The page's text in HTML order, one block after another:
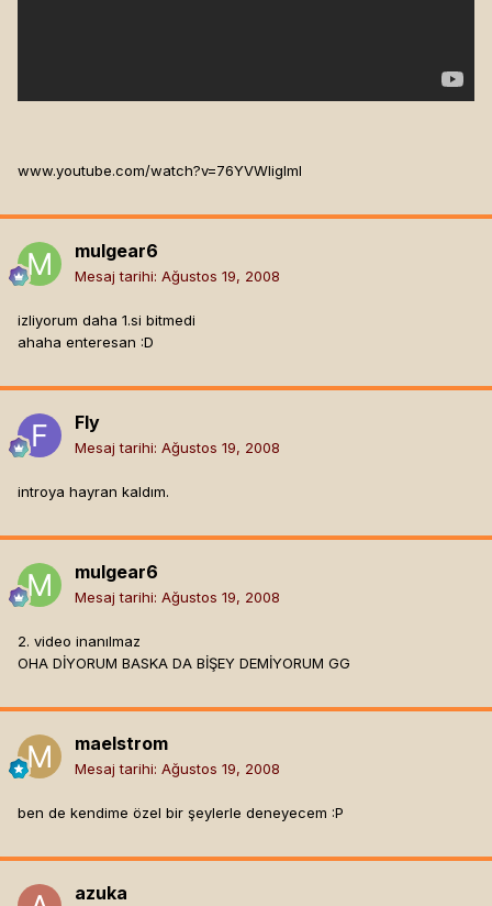
www.youtube.com/watch?v=76YVWligImI
mulgear6
Mesaj tarihi: Ağustos 19, 2008
izliyorum daha 1.si bitmedi
ahaha enteresan :D
Fly
Mesaj tarihi: Ağustos 19, 2008
introya hayran kaldım.
mulgear6
Mesaj tarihi: Ağustos 19, 2008
2. video inanılmaz
OHA DİYORUM BASKA DA BİŞEY DEMİYORUM GG
maelstrom
Mesaj tarihi: Ağustos 19, 2008
ben de kendime özel bir şeylerle deneyecem :P
azuka